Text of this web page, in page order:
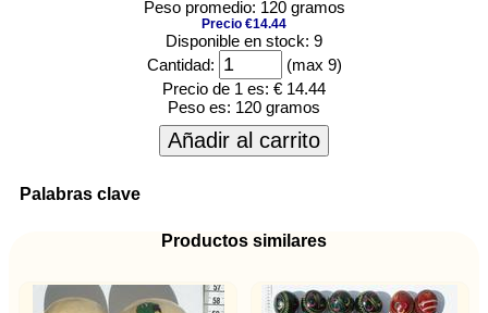
Peso promedio: 120 gramos
Precio €14.44
Disponible en stock: 9
Cantidad:
(max 9)
Precio de 1 es: € 14.44
Peso es: 120 gramos
Añadir al carrito
Palabras clave
Productos similares